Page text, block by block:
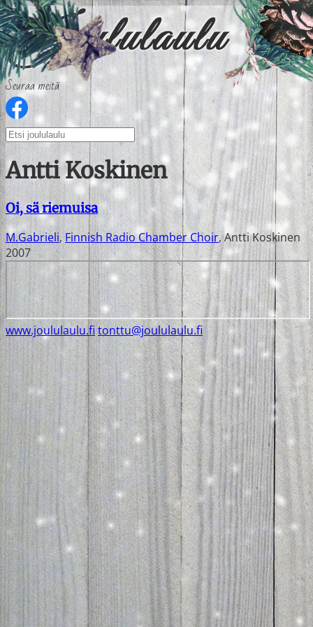
Seuraa meitä
Antti Koskinen
Oi, sä riemuisa
M.Gabrieli, Finnish Radio Chamber Choir,Antti Koskinen
2007
www.joululaulu.fitonttu@joululaulu.fi